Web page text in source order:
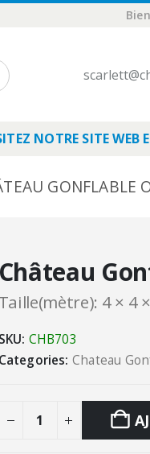
NOTRE SITE WEB
GONFLABLE
Château
Taille(mètre): 4 × 4
SKU: CHB703
Categories: Chateau